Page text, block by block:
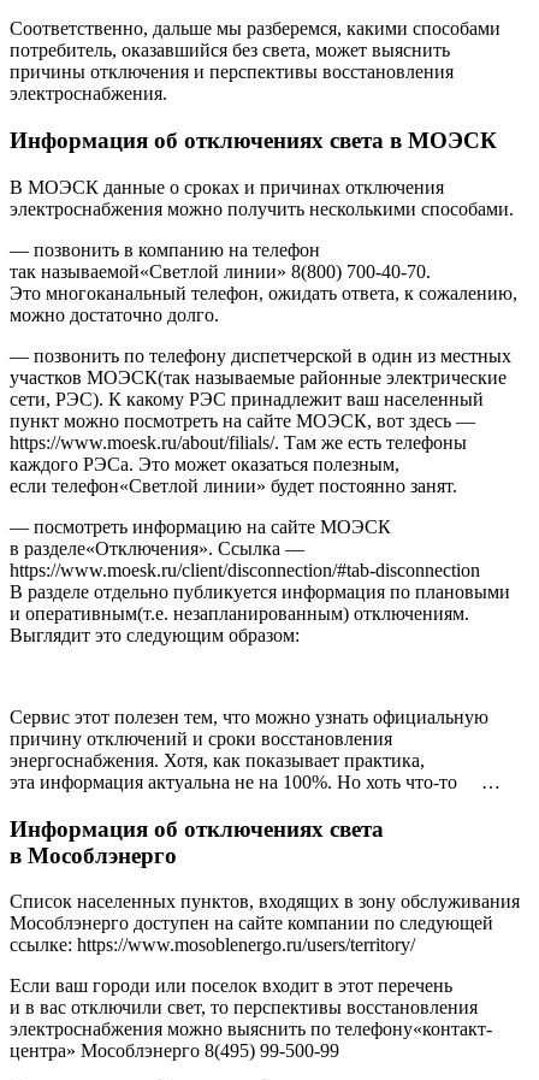
Соответственно, дальше мы разберемся, какими способами
потребитель, оказавшийся без света, может выяснить
причины отключения и перспективы восстановления
электроснабжения.
Информация об отключениях света в МОЭСК
В МОЭСК данные о сроках и причинах отключения
электроснабжения можно получить несколькими способами.
— позвонить в компанию на телефон
так называемой«Светлой линии» 8(800) 700-40-70.
Это многоканальный телефон, ожидать ответа, к сожалению,
можно достаточно долго.
— позвонить по телефону диспетчерской в один из местных
участков МОЭСК(так называемые районные электрические
сети, РЭС). К какому РЭС принадлежит ваш населенный
пункт можно посмотреть на сайте МОЭСК, вот здесь —
https://www.moesk.ru/about/filials/. Там же есть телефоны
каждого РЭСа. Это может оказаться полезным,
если телефон«Светлой линии» будет постоянно занят.
— посмотреть информацию на сайте МОЭСК
в разделе«Отключения». Ссылка —
https://www.moesk.ru/client/disconnection/#tab-disconnection
В разделе отдельно публикуется информация по плановыми
и оперативным(т.е. незапланированным) отключениям.
Выглядит это следующим образом:
Сервис этот полезен тем, что можно узнать официальную
причину отключений и сроки восстановления
энергоснабжения. Хотя, как показывает практика,
эта информация актуальна не на 100%. Но хоть что-то …
Информация об отключениях света
в Мособлэнерго
Список населенных пунктов, входящих в зону обслуживания
Мособлэнерго доступен на сайте компании по следующей
ссылке: https://www.mosoblenergo.ru/users/territory/
Если ваш городи или поселок входит в этот перечень
и в вас отключили свет, то перспективы восстановления
электроснабжения можно выяснить по телефону«контакт-
центра» Мособлэнерго 8(495) 99-500-99